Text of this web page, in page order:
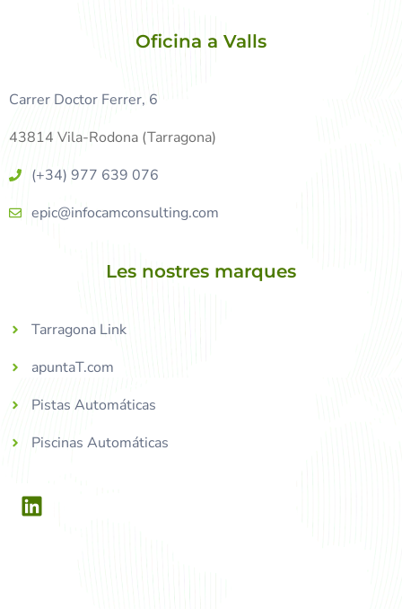
Oficina a Valls
Carrer Doctor Ferrer, 6
43814 Vila-Rodona (Tarragona)
(+34) 977 639 076
epic@infocamconsulting.com
Les nostres marques
Tarragona Link
apuntaT.com
Pistas Automáticas
Piscinas Automáticas